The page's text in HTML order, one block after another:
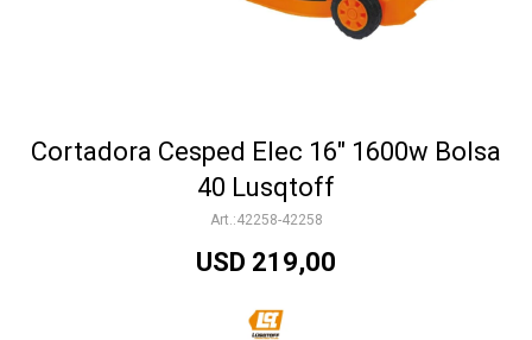
Cortadora Cesped Elec 16" 1600w Bolsa
40 Lusqtoff
42258-42258
USD 219,00
Varios
Trabaja con nosotros